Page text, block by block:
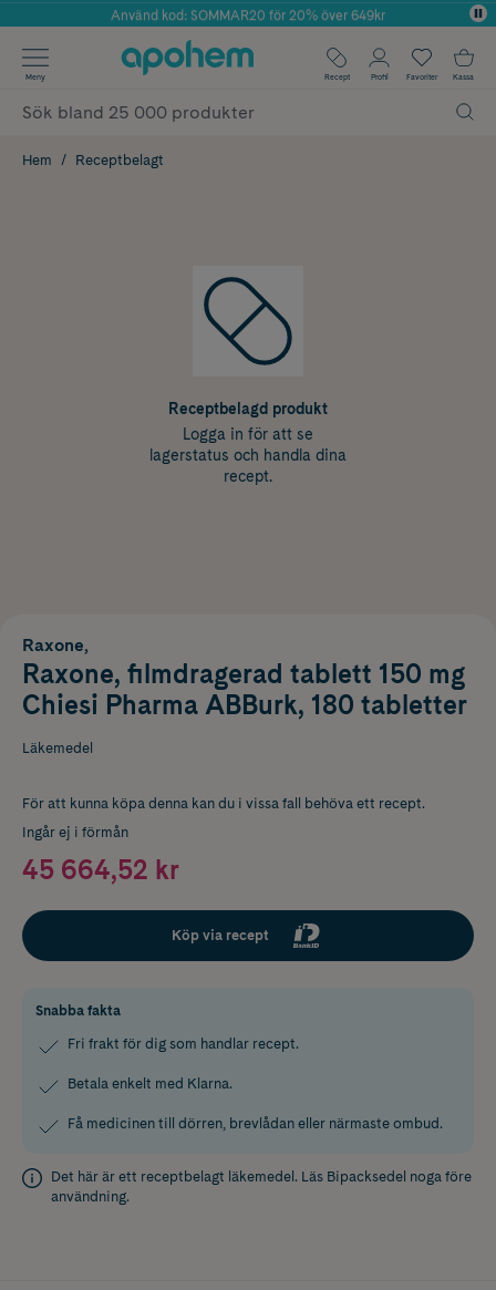
Årets Butik 2025 inom Skönhet
Använd kod: SOMMAR20 för 20% över 649kr
✓ Fri frakt
✓ Poäng på alla köp*
Meny Recept Profil Favoriter Kassa
Hem Receptbelagt
Receptbelagd produkt
Logga in för att se
lagerstatus och handla dina
recept.
Raxone,
Raxone, filmdragerad tablett 150 mg
Chiesi Pharma ABBurk, 180 tabletter
Läkemedel
För att kunna köpa denna kan du i vissa fall behöva ett recept.
Ingår ej i förmån
45 664,52 kr
Köp via recept
Snabba fakta
Fri frakt för dig som handlar recept.
Betala enkelt med Klarna.
Få medicinen till dörren, brevlådan eller närmaste ombud.
Det här är ett receptbelagt läkemedel. Läs Bipacksedel noga före
användning.